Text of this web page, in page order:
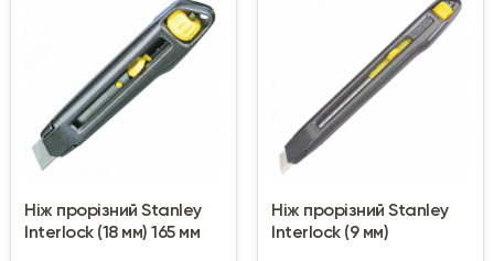
Ніж прорізний Stanley
Interlock (18 мм) 165 мм
Ніж прорізний Stanley
Interlock (9 мм)